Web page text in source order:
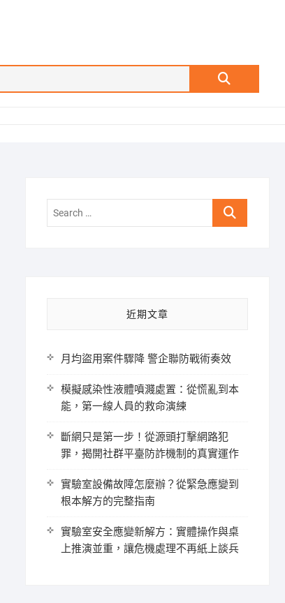
Search
Search
近期文章
月均盜用案件驟降 警企聯防戰術奏效
模擬感染性液體噴濺處置：從慌亂到本
能，第一線人員的救命演練
斷網只是第一步！從源頭打擊網路犯
罪，揭開社群平臺防詐機制的真實運作
實驗室設備故障怎麼辦？從緊急應變到
根本解方的完整指南
實驗室安全應變新解方：實體操作與桌
上推演並重，讓危機處理不再紙上談兵